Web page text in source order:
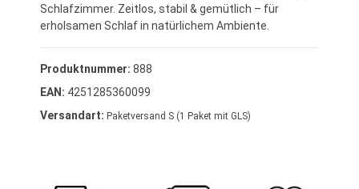
Schlafzimmer. Zeitlos, stabil & gemütlich – für
erholsamen Schlaf in natürlichem Ambiente.
Produktnummer: 888
EAN: 4251285360099
Versandart:
Paketversand S (1 Paket mit GLS)